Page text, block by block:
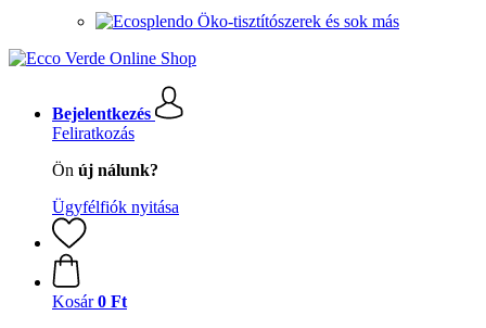
Öko-tisztítószerek és sok más
Bejelentkezés
Feliratkozás
Ön új nálunk?
Ügyfélfiók nyitása
Kosár 0 Ft